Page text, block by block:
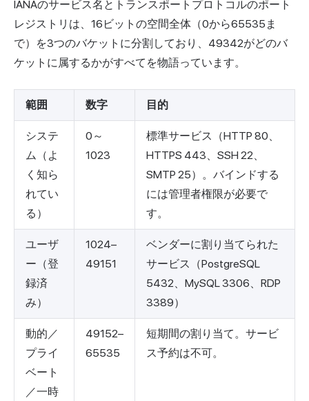
IANAのサービス名とトランスポートプロトコルのポート
レジストリは、16ビットの空間全体（0から65535ま
で）を3つのバケットに分割しており、49342がどのバ
ケットに属するかがすべてを物語っています。
範囲 数字 目的
システ
ム（よ
く知ら
れてい
る）
0～
1023
標準サービス（HTTP 80、
HTTPS 443、SSH 22、
SMTP 25）。バインドする
には管理者権限が必要で
す。
ユーザ
ー（登
録済
み）
1024–
49151
ベンダーに割り当てられた
サービス（PostgreSQL
5432、MySQL 3306、RDP
3389）
動的／
プライ
ベート
／一時
49152–
65535
短期間の割り当て。サービ
ス予約は不可。